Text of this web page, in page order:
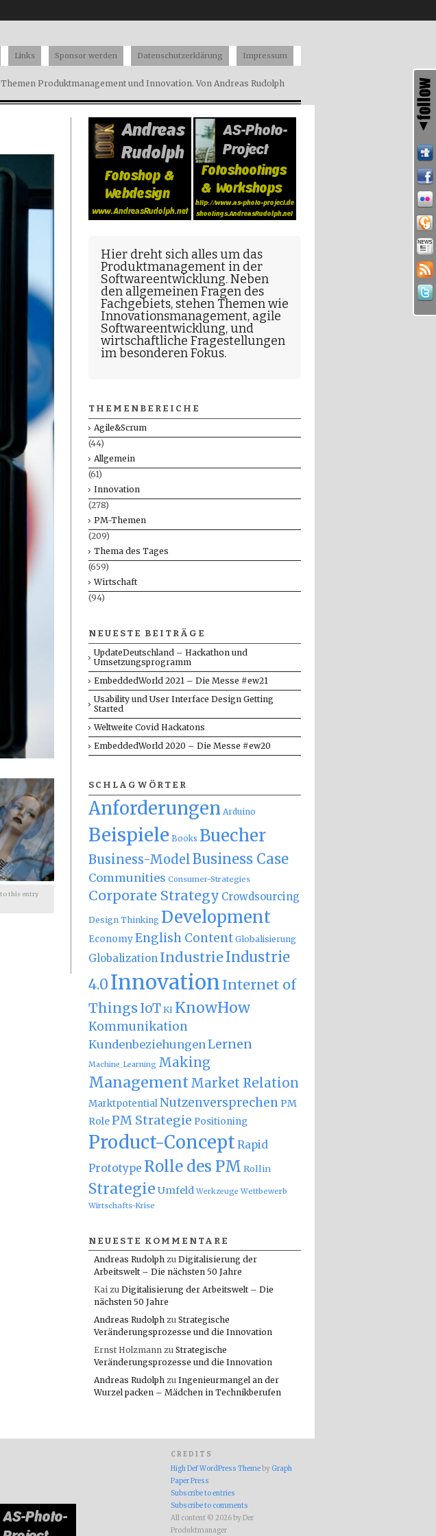
Produktmanagement und Innovation. Von Andreas Rudolph
Links Sponsor werden Datenschutzerklärung Impressum
to this entry
Hier dreht sich alles um das
Produktmanagement in der
Softwareentwicklung. Neben
den allgemeinen Fragen des
Fachgebiets, stehen Themen wie
Innovationsmanagement, agile
Softwareentwicklung, und
wirtschaftliche Fragestellungen
im besonderen Fokus.
THEMENBEREICHE
Agile&Scrum
(44)
Allgemein
(61)
Innovation
(278)
PM-Themen
(209)
Thema des Tages
(659)
Wirtschaft
(94)
NEUESTE BEITRÄGE
UpdateDeutschland – Hackathon und
Umsetzungsprogramm
EmbeddedWorld 2021 – Die Messe #ew21
Usability und User Interface Design Getting
Started
Weltweite Covid Hackatons
EmbeddedWorld 2020 – Die Messe #ew20
SCHLAGWÖRTER
Anforderungen Arduino
Beispiele Books Buecher
Business-Model Business Case
Communities Consumer-Strategies
Corporate Strategy Crowdsourcing
Design Thinking Development
EconomyEnglish Content Globalisierung
Globalization IndustrieIndustrie
4.0Innovation Internet of
ThingsIoT KI KnowHow
Kommunikation
Kundenbeziehungen Lernen
Machine_Learning Making
Management Market Relation
MarktpotentialNutzenversprechen PM
RolePM Strategie Positioning
Product-ConceptRapid
Prototype Rolle des PM Rollin
Strategie Umfeld Werkzeuge Wettbewerb
Wirtschafts-Krise
NEUESTE KOMMENTARE
Andreas Rudolph zu Digitalisierung der
Arbeitswelt – Die nächsten 50 Jahre
Kai zu Digitalisierung der Arbeitswelt – Die
nächsten 50 Jahre
Andreas Rudolph zu Strategische
Veränderungsprozesse und die Innovation
Ernst Holzmann zu Strategische
Veränderungsprozesse und die Innovation
Andreas Rudolph zu Ingenieurmangel an der
Wurzel packen – Mädchen in Technikberufen
CREDITS
High Def WordPress Theme by Graph
Paper Press
Subscribe to entries
Subscribe to comments
All content © 2026 by Der
Produktmanager